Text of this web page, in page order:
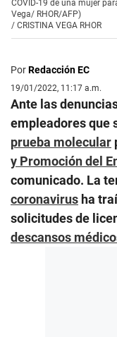
COVID-19 de una mujer
Vega/ RHOR/AFP)
/ CRISTINA VEGA RHOR
PorRedacción EC
19/01/2022, 11:17 a.m.
Ante las
empleadores que
prueba molecular
y Promoción del
comunicado. La
coronavirus ha
solicitudes de
descansos